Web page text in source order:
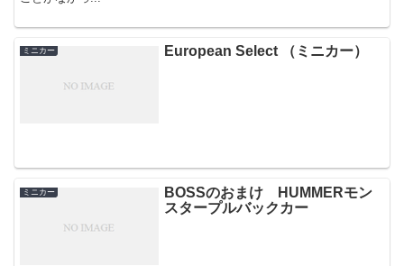
ミニカー European Select （ミニカー）
ミニカー
BOSSのおまけ HUMMERモン
スタープルバックカー